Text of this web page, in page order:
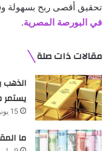
تحقيق أقصى ربح بسهولة
في البورصة المصرية.
مقالات ذات صلة
يستمر
15 يونيو، 2025
ما